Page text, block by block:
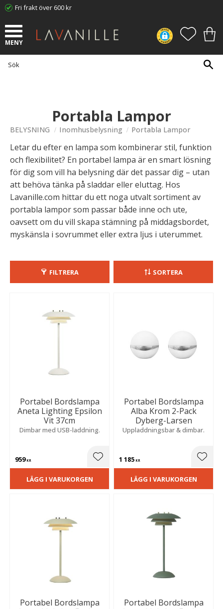
Fri frakt över 600 kr
Portabla Lampor
BELYSNING Inomhusbelysning Portabla Lampor
Letar du efter en lampa som kombinerar stil, funktion
och flexibilitet? En portabel lampa är en smart lösning
för dig som vill ha belysning där det passar dig – utan
att behöva tänka på sladdar eller eluttag. Hos
Lavanille.com hittar du ett noga utvalt sortiment av
portabla lampor som passar både inne och ute,
oavsett om du vill skapa stämning på middagsbordet,
myskänsla i sovrummet eller extra ljus i uterummet.
FILTRERA SORTERA
Portabel Bordslampa
Aneta Lighting Epsilon
Vit 37cm
Dimbar med USB-laddning.
959KR Lägg till i favoriter
LÄGG I VARUKORGEN
Portabel Bordslampa
Alba Krom 2-Pack
Dyberg-Larsen
Uppladdningsbar & dimbar.
1 185 KR
LÄGG I VARUKORGEN
Portabel Bordslampa
Portabel Bordslampa